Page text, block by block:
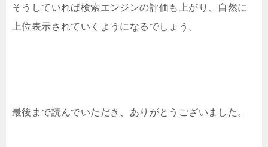
そうしていれば検索エンジンの評価も上がり、自然に
上位表示されていくようになるでしょう。
最後まで読んでいただき、ありがとうございました。